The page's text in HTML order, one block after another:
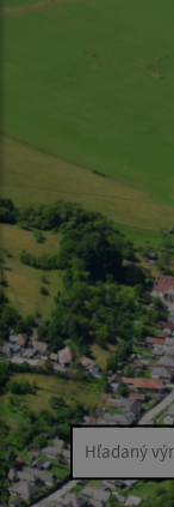
Hľadaný